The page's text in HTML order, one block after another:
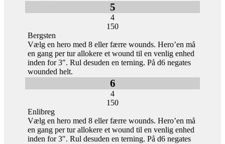
5
4
150
Bergsten
Vælg en hero med 8 eller færre wounds. Hero’en må
en gang per tur allokere et wound til en venlig enhed
inden for 3″. Rul desuden en terning. På d6 negates
wounded helt.
6
4
150
Enlibreg
Vælg en hero med 8 eller færre wounds. Hero’en må
en gang per tur allokere et wound til en venlig enhed
inden for 3″. Rul desuden en terning. På d6 negates